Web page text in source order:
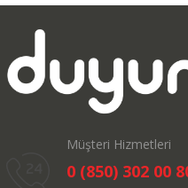
Müşteri Hizmetleri
0 (850) 302 00